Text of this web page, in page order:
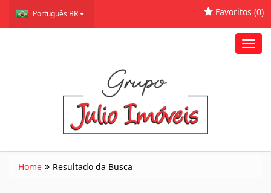
Português BR Favoritos (0)
Home Resultado da Busca